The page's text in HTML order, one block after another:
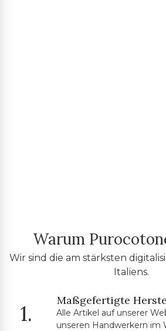
Warum
Wir sind die am stärksten
Italiens.
1.
Maßgefertigte
Alle Artikel auf unserer
unseren Handwerkern im